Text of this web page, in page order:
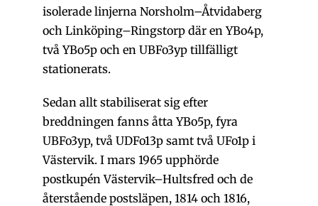
isolerade linjerna Norsholm–Åtvidaberg
och Linköping–Ringstorp där en YBo4p,
två YBo5p och en UBFo3yp tillfälligt
stationerats.
Sedan allt stabiliserat sig efter
breddningen fanns åtta YBo5p, fyra
UBFo3yp, två UDFo13p samt två UFo1p i
Västervik. I mars 1965 upphörde
postkupén Västervik–Hultsfred och de
återstående postsläpen, 1814 och 1816,